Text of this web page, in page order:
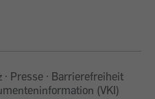
Presse
Barrierefreiheit
(VKI)